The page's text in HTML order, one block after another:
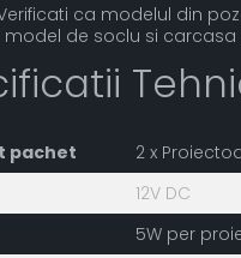
ca modelul din
model de soclu si
pachet
2 x
12V DC
5W per